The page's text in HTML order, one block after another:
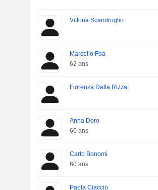
Vittoria Scandroglio
Marcello Foa
62 ans
Fiorenza Dalla Rizza
Anna Doro
60 ans
Carlo Bonomi
60 ans
Paola Ciaccio